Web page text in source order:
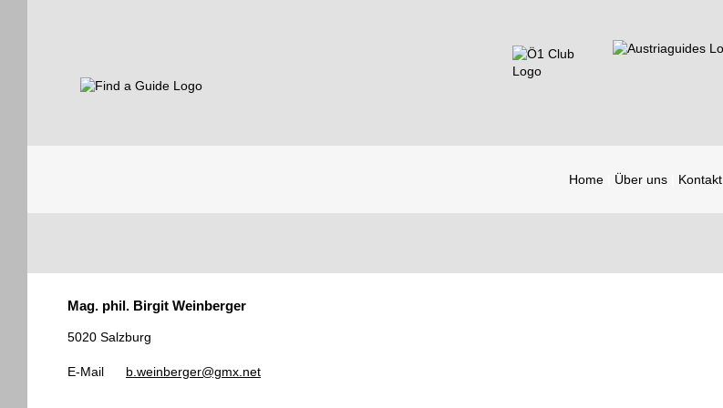
Home Über uns Kontakt
Guides
Mag. phil. Birgit Weinberger
5020 Salzburg
E-Mail b.weinberger@gmx.net